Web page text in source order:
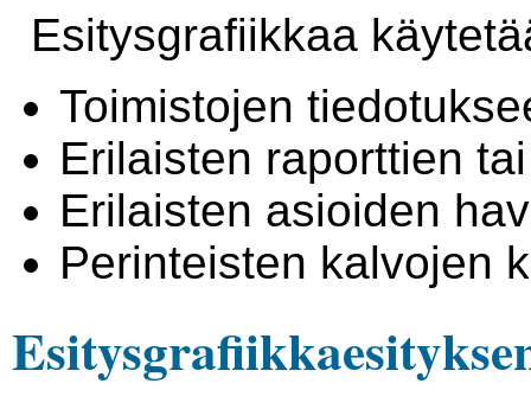
Esitysgrafiikkaa
Toimistojen
Erilaisten raporttien
Erilaisten asioiden
Perinteisten kalvojen